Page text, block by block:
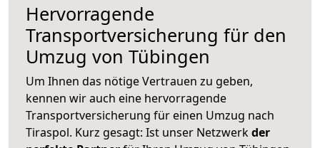
Hervorragende
Transportversicherung für den
Umzug von Tübingen
Um Ihnen das nötige Vertrauen zu geben,
kennen wir auch eine hervorragende
Transportversicherung für einen Umzug nach
Tiraspol. Kurz gesagt: Ist unser Netzwerkder